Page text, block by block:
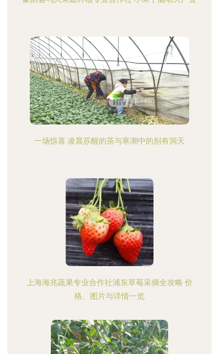
一场惊喜 凌晨苏醒的茶与寒潮中的别有洞天
上海海兆蔬果专业合作社浦东草莓采摘全攻略 价
格、图片与详情一览